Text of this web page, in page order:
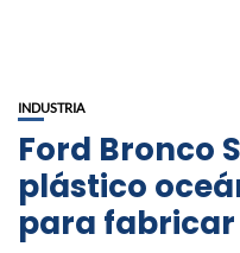
INDUSTRIA
Ford Bronco
plástico
para fabricar